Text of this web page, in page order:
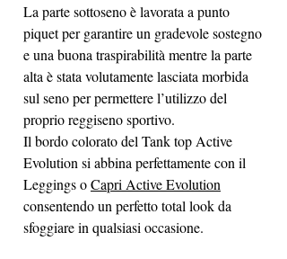
La parte sottoseno è lavorata a punto
piquet per garantire un gradevole sostegno
e una buona traspirabilità mentre la parte
alta è stata volutamente lasciata morbida
sul seno per permettere l’utilizzo del
proprio reggiseno sportivo.
Il bordo colorato del Tank top Active
Evolution si abbina perfettamente con il
Leggings oCapri Active Evolution
consentendo un perfetto total look da
sfoggiare in qualsiasi occasione.